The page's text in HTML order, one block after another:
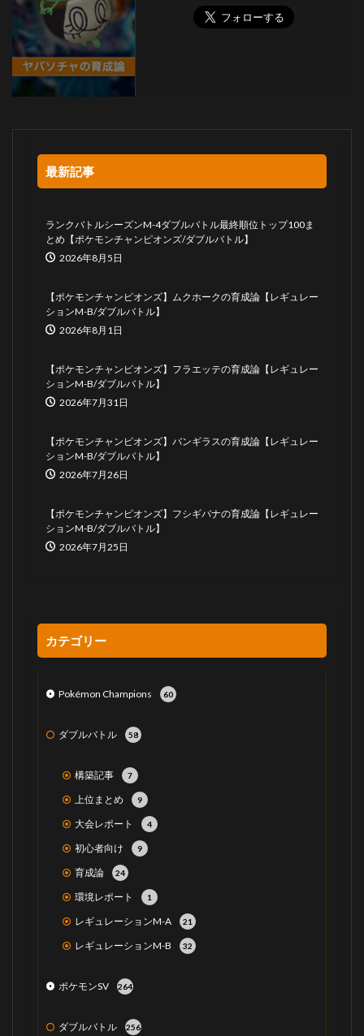
最新記事
ランクバトルシーズンM-4ダブルバトル最終順位トップ100ま
とめ【ポケモンチャンピオンズ/ダブルバトル】
2026年8月5日
【ポケモンチャンピオンズ】ムクホークの育成論【レギュレー
ションM-B/ダブルバトル】
2026年8月1日
【ポケモンチャンピオンズ】フラエッテの育成論【レギュレー
ションM-B/ダブルバトル】
2026年7月31日
【ポケモンチャンピオンズ】バンギラスの育成論【レギュレー
ションM-B/ダブルバトル】
2026年7月26日
【ポケモンチャンピオンズ】フシギバナの育成論【レギュレー
ションM-B/ダブルバトル】
2026年7月25日
カテゴリー
Pokémon Champions 60
ダブルバトル 58
構築記事 7
上位まとめ 9
大会レポート 4
初心者向け 9
育成論 24
環境レポート 1
レギュレーションM-A 21
レギュレーションM-B 32
ポケモンSV 264
ダブルバトル 256